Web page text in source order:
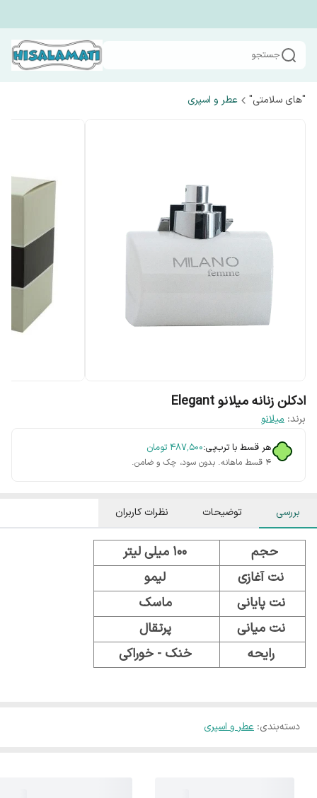
جستجو
"های سلامتی" عطر و اسپری
ادکلن زنانه میلانو Elegant
برند: میلانو
هر قسط با ترب‌پی:۴۸۷٬۵۰۰ تومان
۴ قسط ماهانه. بدون سود، چک و ضامن.
بررسی توضیحات نظرات کاربران
حجم
نت آغازی
لیمو
نت پایانی
ماسک
نت میانی
پرتقال
رایحه
خنک - خوراکی
دسته‌بندی: عطر و اسپری